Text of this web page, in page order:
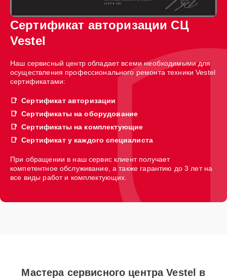
Сертификат авторизации СЦ
Vestel
Наш сервисный центр обладает всеми необходимыми для
осуществления профессионального ремонта техники Vestel
сертификатами:
Сертификат авторизации
Сертификаты на оборудование
Сертификаты на комплектующие
Сертификат у каждого специалиста
При обращении в наш сервис клиент получает
компетентное обслуживание, а также гарантию до 3 лет на
все виды работ и комплектующих.
Мастера сервисного центра Vestel в